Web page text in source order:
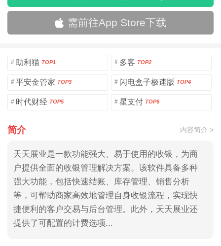
需前往App Store下载
# 助利猫 TOP1 # 多客 TOP2
# 平安金管家 TOP3 # 闪电盒子极速版 TOP4
# 时代财经 TOP5 # 星支付 TOP6
简介 内容简介 >
天天展业是一款功能强大、易于使用的收银，为商
户提供全面的收银管理解决方案。该软件具备多种
强大功能，包括快速结账、库存管理、销售分析
等，可帮助商家高效地管理自身收银流程，实现快
捷便利的客户交易与后台管理。此外，天天展业还
提供了可配置的计费选项...